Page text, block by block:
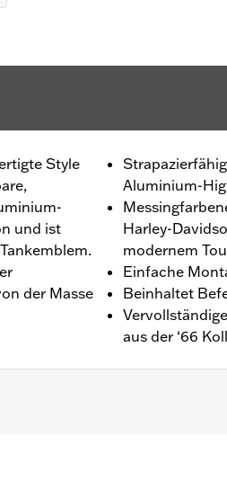
Style
und ist
der Masse
Aluminium-
Harley-
modernem
Einfache
Beinhaltet
aus der ‘66